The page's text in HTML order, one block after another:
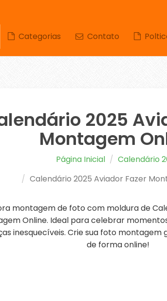
Categorias Contato
2025
Montagem
Página Inicial
Calendário
Calendário 2025 Aviador Fazer
montagem de foto com moldura de
Online. Ideal para celebrar
inesquecíveis. Crie sua foto montagem
de forma online!